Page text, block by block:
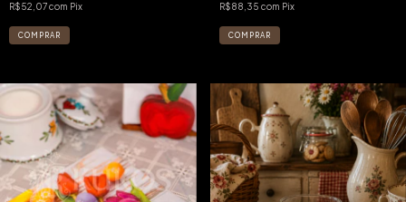
R$52,07com Pix R$88,35 com Pix